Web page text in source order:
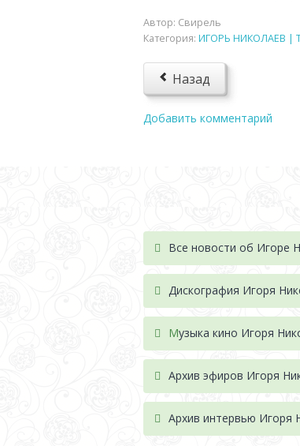
Автор: Свирель
Категория: ИГОРЬ НИКОЛАЕВ |
Назад
Добавить комментарий
Все новости об Игоре
Дискография Игоря
Музыка кино Игоря
Архив эфиров Игоря
Архив интервью Игоря